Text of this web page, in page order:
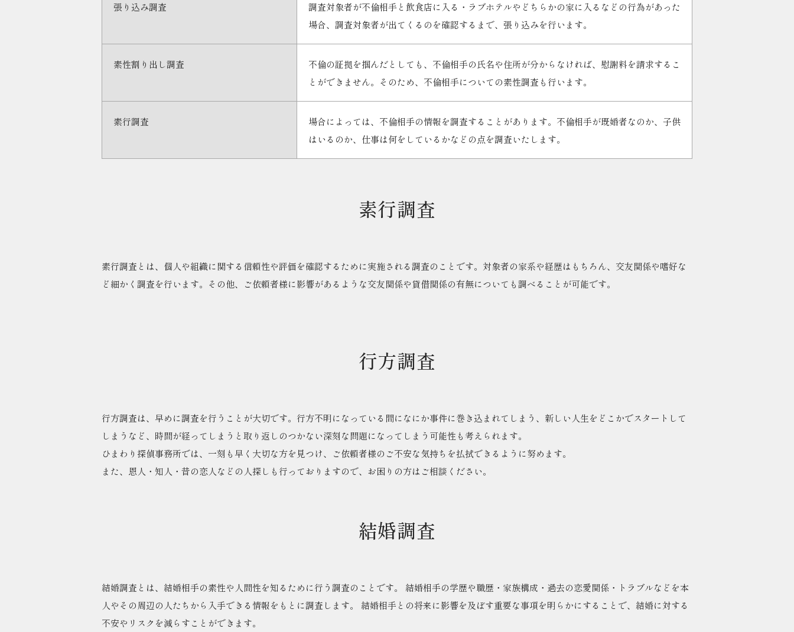
張り込み調査
調査対象者が不倫相手と飲食店に入る・ラブホテルやどちらかの家に入るなどの行為があった
場合、調査対象者が出てくるのを確認するまで、張り込みを行います。
素性割り出し調査
不倫の証拠を掴んだとしても、不倫相手の氏名や住所が分からなければ、慰謝料を請求するこ
とができません。そのため、不倫相手についての素性調査も行います。
素行調査
場合によっては、不倫相手の情報を調査することがあります。不倫相手が既婚者なのか、子供
はいるのか、仕事は何をしているかなどの点を調査いたします。
素行調査
素行調査とは、個人や組織に関する信頼性や評価を確認するために実施される調査のことです。対象者の家系や経歴はもちろん、交友関係や嗜好な
ど細かく調査を行います。その他、ご依頼者様に影響があるような交友関係や貸借関係の有無についても調べることが可能です。
行方調査
行方調査は、早めに調査を行うことが大切です。行方不明になっている間になにか事件に巻き込まれてしまう、新しい人生をどこかでスタートして
しまうなど、時間が経ってしまうと取り返しのつかない深刻な問題になってしまう可能性も考えられます。
ひまわり探偵事務所では、一刻も早く大切な方を見つけ、ご依頼者様のご不安な気持ちを払拭できるように努めます。
また、恩人・知人・昔の恋人などの人探しも行っておりますので、お困りの方はご相談ください。
結婚調査
結婚調査とは、結婚相手の素性や人間性を知るために行う調査のことです。 結婚相手の学歴や職歴・家族構成・過去の恋愛関係・トラブルなどを本
人やその周辺の人たちから入手できる情報をもとに調査します。 結婚相手との将来に影響を及ぼす重要な事項を明らかにすることで、結婚に対する
不安やリスクを減らすことができます。